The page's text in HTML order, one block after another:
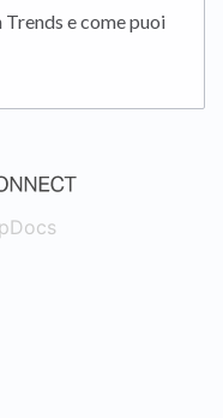
e come puoi
(opens in a